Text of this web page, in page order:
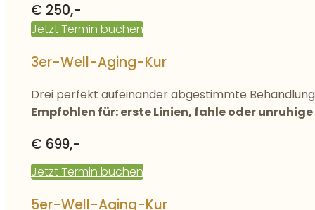
€ 250,-
Jetzt Termin buchen
3er-Well-Aging-Kur
Drei perfekt aufeinander abgestimmte
Empfohlen für: erste Linien, fahle oder
€ 699,-
Jetzt Termin buchen
5er-Well-Aging-Kur